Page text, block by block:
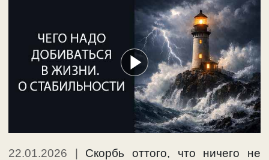
22.01.2026 | Скорбь оттого, что ничего не